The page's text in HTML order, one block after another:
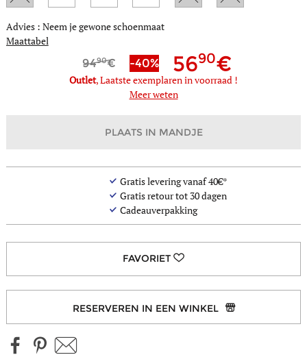
Advies : Neem je gewone schoenmaat
Maattabel
9490 -40% 5690
Outlet, Laatste exemplaren in voorraad !
Meer weten
PLAATS IN MANDJE
Gratis levering vanaf 40€*
Gratis retour tot 30 dagen
Cadeauverpakking
RESERVEREN IN EEN WINKEL